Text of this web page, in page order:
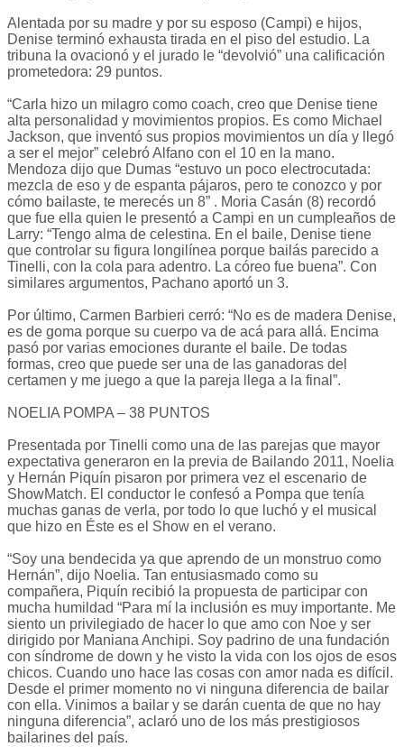
Alentada por su madre y por su esposo (Campi) e hijos,
Denise terminó exhausta tirada en el piso del estudio. La
tribuna la ovacionó y el jurado le “devolvió” una calificación
prometedora: 29 puntos.
“Carla hizo un milagro como coach, creo que Denise tiene
alta personalidad y movimientos propios. Es como Michael
Jackson, que inventó sus propios movimientos un día y llegó
a ser el mejor” celebró Alfano con el 10 en la mano.
Mendoza dijo que Dumas “estuvo un poco electrocutada:
mezcla de eso y de espanta pájaros, pero te conozco y por
cómo bailaste, te merecés un 8” . Moria Casán (8) recordó
que fue ella quien le presentó a Campi en un cumpleaños de
Larry: “Tengo alma de celestina. En el baile, Denise tiene
que controlar su figura longilínea porque bailás parecido a
Tinelli, con la cola para adentro. La córeo fue buena”. Con
similares argumentos, Pachano aportó un 3.
Por último, Carmen Barbieri cerró: “No es de madera Denise,
es de goma porque su cuerpo va de acá para allá. Encima
pasó por varias emociones durante el baile. De todas
formas, creo que puede ser una de las ganadoras del
certamen y me juego a que la pareja llega a la final”.
NOELIA POMPA – 38 PUNTOS
Presentada por Tinelli como una de las parejas que mayor
expectativa generaron en la previa de Bailando 2011, Noelia
y Hernán Piquín pisaron por primera vez el escenario de
ShowMatch. El conductor le confesó a Pompa que tenía
muchas ganas de verla, por todo lo que luchó y el musical
que hizo en Éste es el Show en el verano.
“Soy una bendecida ya que aprendo de un monstruo como
Hernán”, dijo Noelia. Tan entusiasmado como su
compañera, Piquín recibió la propuesta de participar con
mucha humildad “Para mí la inclusión es muy importante. Me
siento un privilegiado de hacer lo que amo con Noe y ser
dirigido por Maniana Anchipi. Soy padrino de una fundación
con síndrome de down y he visto la vida con los ojos de esos
chicos. Cuando uno hace las cosas con amor nada es difícil.
Desde el primer momento no vi ninguna diferencia de bailar
con ella. Vinimos a bailar y se darán cuenta de que no hay
ninguna diferencia”, aclaró uno de los más prestigiosos
bailarines del país.